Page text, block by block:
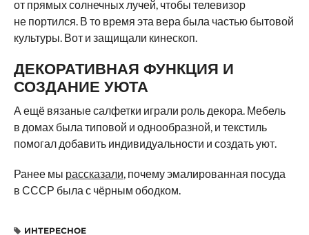
от прямых солнечных лучей, чтобы телевизор
не портился. В то время эта вера была частью бытовой
культуры. Вот и защищали кинескоп.
ДЕКОРАТИВНАЯ ФУНКЦИЯ И
СОЗДАНИЕ УЮТА
А ещё вязаные салфетки играли роль декора. Мебель
в домах была типовой и однообразной, и текстиль
помогал добавить индивидуальности и создать уют.
Ранее мы рассказали, почему эмалированная посуда
в СССР была с чёрным ободком.
ИНТЕРЕСНОЕ